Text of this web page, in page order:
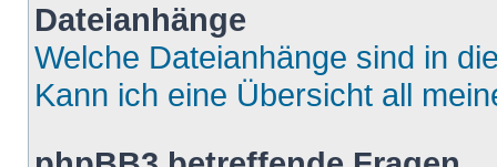
Dateianhänge
Welche Dateianhänge sind in
Kann ich eine Übersicht all